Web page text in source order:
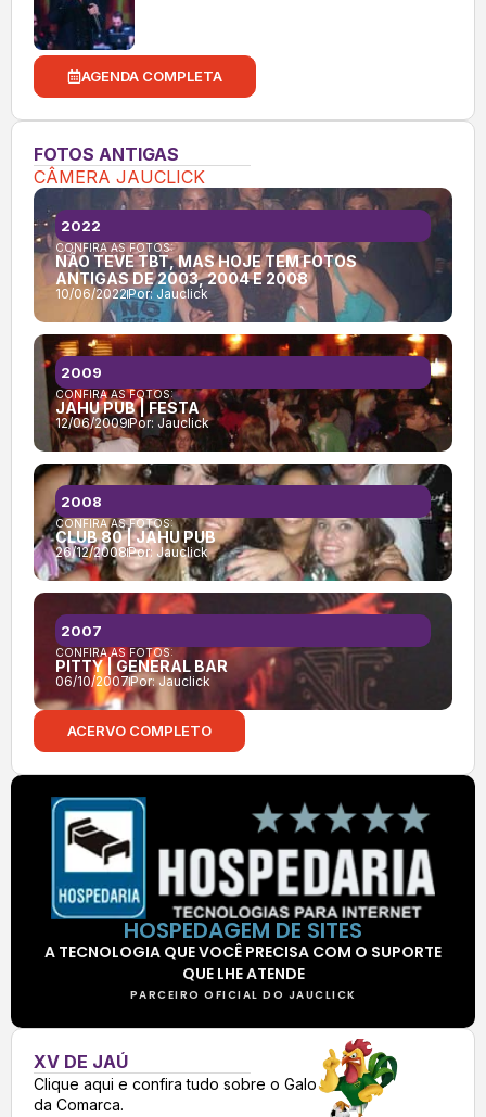
AGENDA COMPLETA
FOTOS ANTIGAS
CÂMERA JAUCLICK
CONFIRA AS FOTOS:
NÃO TEVE TBT, MAS HOJE TEM FOTOS
ANTIGAS DE 2003, 2004 E 2008
10/06/2022Por: Jauclick
2022
CONFIRA AS FOTOS:
JAHU PUB | FESTA
12/06/2009Por: Jauclick
2009
CONFIRA AS FOTOS:
CLUB 80 | JAHU PUB
26/12/2008Por: Jauclick
2008
CONFIRA AS FOTOS:
PITTY | GENERAL BAR
06/10/2007Por:Jauclick
2007
ACERVO COMPLETO
HOSPEDAGEM DE SITES
A TECNOLOGIA QUE VOCÊ PRECISA COM O SUPORTE
QUE LHE ATENDE
PARCEIRO OFICIAL DO JAUCLICK
XV DE JAÚ
Clique aqui e confira tudo sobre o Galo
da Comarca.